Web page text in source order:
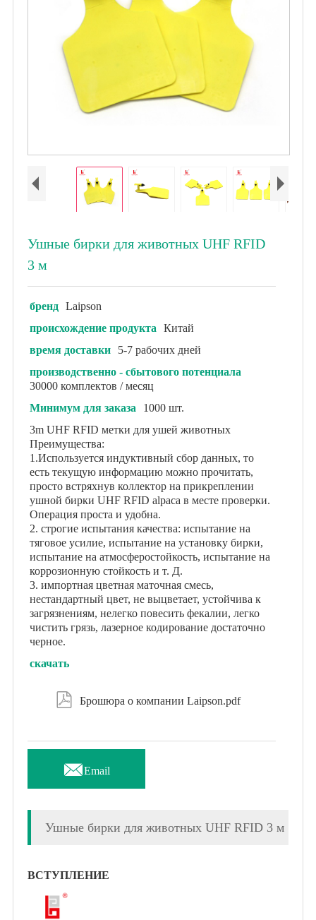
Ушные бирки для животных UHF RFID
3 м
бренд Laipson
происхождение продукта
Китай
время доставки
5-7 рабочих дней
производственно - сбытового потенциала
30000 комплектов / месяц
Минимум для заказа
1000 шт.
3m UHF RFID метки для ушей животных
Преимущества:
1.Используется индуктивный сбор данных, то
есть текущую информацию можно прочитать,
просто встряхнув коллектор на прикреплении
ушной бирки UHF RFID alpaca в месте проверки.
Операция проста и удобна.
2. строгие испытания качества: испытание на
тяговое усилие, испытание на установку бирки,
испытание на атмосферостойкость, испытание на
коррозионную стойкость и т. Д.
3. импортная цветная маточная смесь,
нестандартный цвет, не выцветает, устойчива к
загрязнениям, нелегко повесить фекалии, легко
чистить грязь, лазерное кодирование достаточно
черное.
скачать
 Брошюра о компании Laipson.pdf
Email
Ушные бирки для животных UHF RFID 3 м
ВСТУПЛЕНИЕ